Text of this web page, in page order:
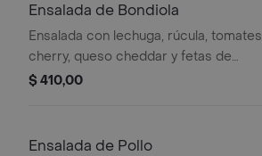
Ensalada de Bondiola
Ensalada con lechuga, rúcula, tomates
cherry, queso cheddar y fetas de
bondiola.
$ 410,00
Ensalada de Pollo